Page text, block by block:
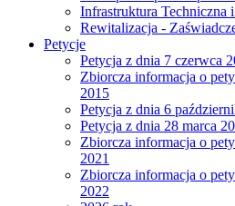
Infrastruktura Techniczna
Rewitalizacja -
Petycje
Petycja z dnia 7 czerwca
Zbiorcza informacja o
2015
Petycja z dnia 6
Petycja z dnia 28 marca
Zbiorcza informacja o
2021
Zbiorcza informacja o
2022